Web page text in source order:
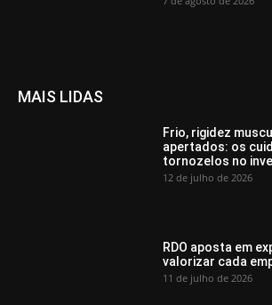
MAIS LIDAS
Frio, rigidez
apertados: os
tornozelos no
12 de julho de 2026
RDO aposta em
valorizar cada
11 de julho de 2026